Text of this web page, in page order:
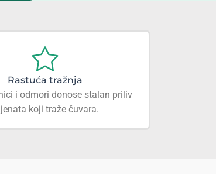
Rastuća tražnja
i odmori donose stalan priliv
koji traže čuvara.